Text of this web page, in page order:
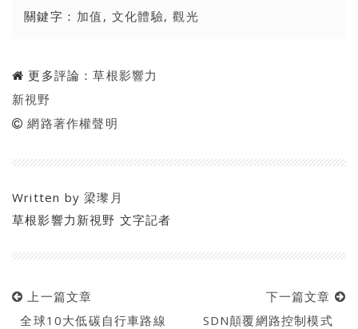
關鍵字： 加值 , 文化體驗,觀光
更多評論：草根影響力
新視野
網路著作權聲明
Written by梁瓈月
草根影響力新視野 文字記者
上一篇文章
全球10大低碳自行車路線
下一篇文章
SDN顛覆網路控制模式